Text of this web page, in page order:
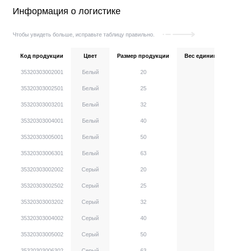
Информация о логистике
Чтобы увидеть больше, исправьте таблицу правильно.
Код продукции Цвет Размер продукции Вес единицы, г
35320303002001 Белый 20
35320303002501 Белый 25
35320303003201 Белый 32
35320303004001 Белый 40
35320303005001 Белый 50
35320303006301 Белый 63
35320303002002 Серый 20
35320303002502 Серый 25
35320303003202 Серый 32
35320303004002 Серый 40
35320303005002 Серый 50